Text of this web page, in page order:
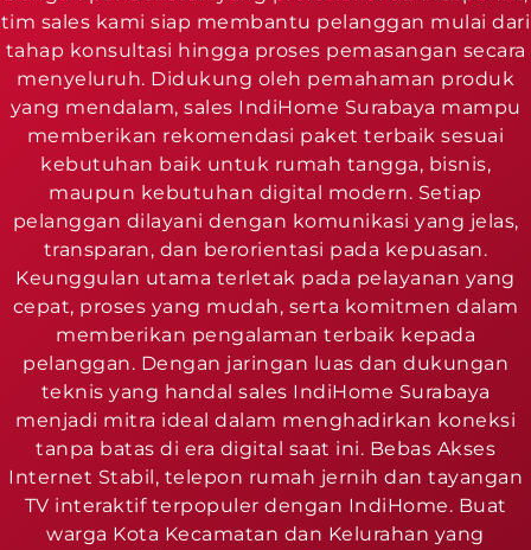
tim sales kami siap membantu pelanggan mulai dari
tahap konsultasi hingga proses pemasangan secara
menyeluruh. Didukung oleh pemahaman produk
yang mendalam, sales IndiHome Surabaya mampu
memberikan rekomendasi paket terbaik sesuai
kebutuhan baik untuk rumah tangga, bisnis,
maupun kebutuhan digital modern. Setiap
pelanggan dilayani dengan komunikasi yang jelas,
transparan, dan berorientasi pada kepuasan.
Keunggulan utama terletak pada pelayanan yang
cepat, proses yang mudah, serta komitmen dalam
memberikan pengalaman terbaik kepada
pelanggan. Dengan jaringan luas dan dukungan
teknis yang handal sales IndiHome Surabaya
menjadi mitra ideal dalam menghadirkan koneksi
tanpa batas di era digital saat ini. Bebas Akses
Internet Stabil, telepon rumah jernih dan tayangan
TV interaktif terpopuler dengan IndiHome. Buat
warga Kota Kecamatan dan Kelurahan yang